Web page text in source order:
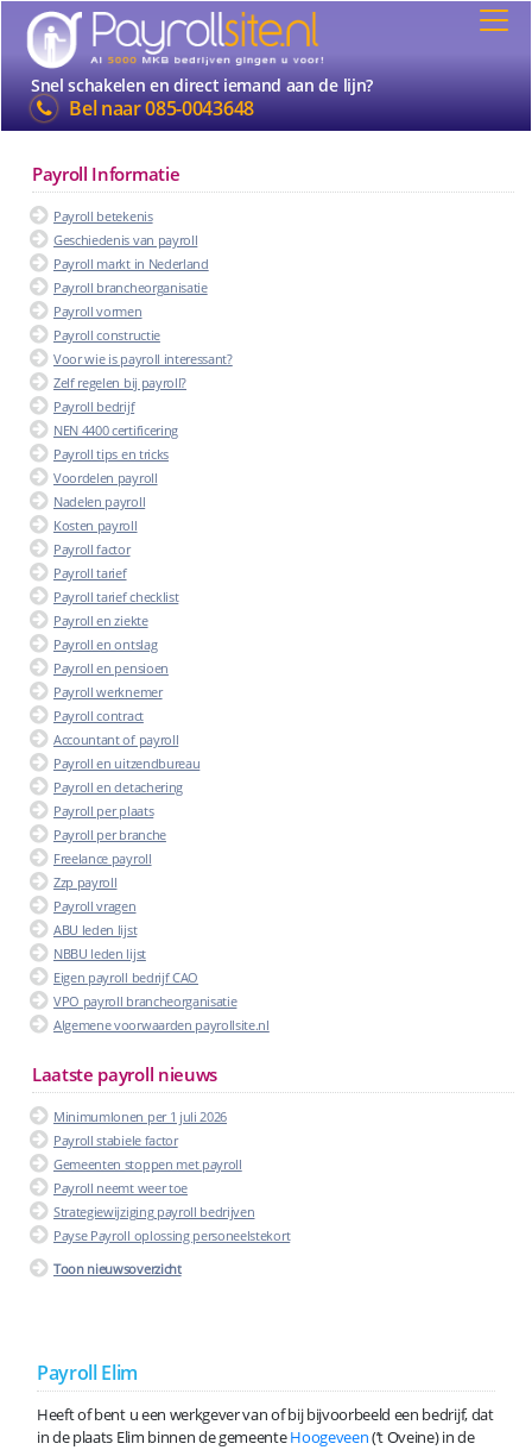
Snel schakelen en direct iemand aan de lijn?
Bel naar085-0043648
Payroll Informatie
Payroll betekenis
Geschiedenis van payroll
Payroll markt in Nederland
Payroll brancheorganisatie
Payroll vormen
Payroll constructie
Voor wie is payroll interessant?
Zelf regelen bij payroll?
Payroll bedrijf
NEN 4400 certificering
Payroll tips en tricks
Voordelen payroll
Nadelen payroll
Kosten payroll
Payroll factor
Payroll tarief
Payroll tarief checklist
Payroll en ziekte
Payroll en ontslag
Payroll en pensioen
Payroll werknemer
Payroll contract
Accountant of payroll
Payroll en uitzendbureau
Payroll en detachering
Payroll per plaats
Payroll per branche
Freelance payroll
Zzp payroll
Payroll vragen
ABU leden lijst
NBBU leden lijst
Eigen payroll bedrijf CAO
VPO payroll brancheorganisatie
Algemene voorwaarden payrollsite.nl
Laatste payroll nieuws
Minimumlonen per 1 juli 2026
Payroll stabiele factor
Gemeenten stoppen met payroll
Payroll neemt weer toe
Strategiewijziging payroll bedrijven
Payse Payroll oplossing personeelstekort
Toon nieuwsoverzicht
Payroll Elim
Heeft of bent u een werkgever van of bij bijvoorbeeld een bedrijf, dat
in de plaats Elim binnen de gemeenteHoogeveen(’t Oveine) in de